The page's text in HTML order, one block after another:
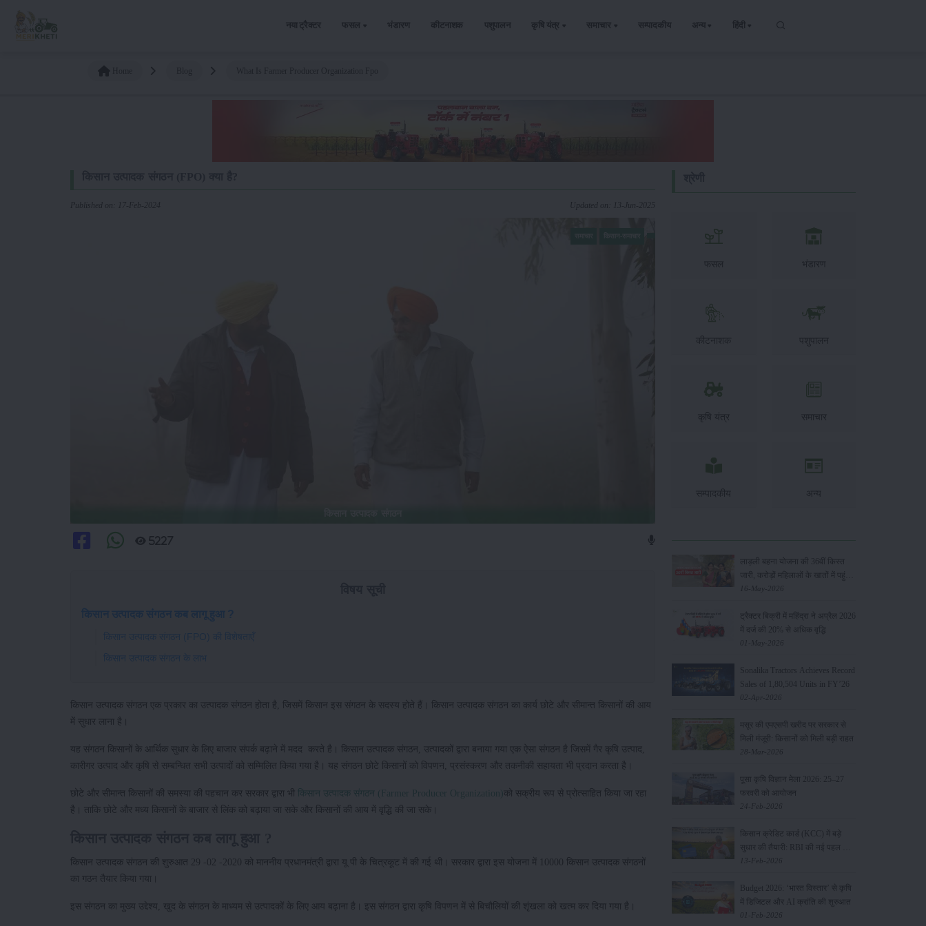
नया ट्रैक्टर फसल भंडारण कीटनाशक पशुपालन कृषि यंत्र समाचार सम्पादकीय अन्य हिंदी
Published on: 17-Feb-2024 Updated on: 13-Jun-2025
5227
किसान उत्पादक संगठन कब लागू हुआ ?
किसान उत्पादक संगठन (FPO) की विशेषताएँ
किसान उत्पादक संगठन के लाभ
किसान उत्पादक संगठन एक प्रकार का उत्पादक संगठन होता है, जिसमें किसान इस संगठन के सदस्य होते हैं। किसान उत्पादक संगठन का कार्य छोटे और सीमान्त किसानों की आय
में सुधार लाना है।
यह संगठन किसानों के आर्थिक सुधार के लिए बाजार संपर्क बढ़ाने में मदद करते है। किसान उत्पादक संगठन, उत्पादकों द्वारा बनाया गया एक ऐसा संगठन है जिसमें गैर कृषि उत्पाद,
कारीगर उत्पाद और कृषि से सम्बन्धित सभी उत्पादों को सम्मिलित किया गया है। यह संगठन छोटे किसानों को विपणन, प्रसंस्करण और तकनीकी सहायता भी प्रदान करता है।
छोटे और सीमान्त किसानों की समस्या की पहचान कर सरकार द्वारा भी किसान उत्पादक संगठन (Farmer Producer Organization) को सक्रीय रूप से प्रोत्साहित किया जा रहा
है। ताकि छोटे और मध्य किसानों के बाजार से लिंक को बढ़ाया जा सके और किसानों की आय में वृद्धि की जा सके।
किसान उत्पादक संगठन की शुरुआत 29 -02 -2020 को माननीय प्रधानमंत्री द्वारा यू पी के चित्रकूट में की गई थी। सरकार द्वारा इस योजना में 10000 किसान उत्पादक संगठनों
का गठन तैयार किया गया।
इस संगठन का मुख्य उद्देश्य, खुद के संगठन के माध्यम से उत्पादकों के लिए आय बढ़ाना है। इस संगठन द्वारा कृषि विपणन में से बिचौलियों की शृंखला को खत्म कर दिया गया है।
फसल भंडारण
कीटनाशक पशुपालन
कृषि यंत्र समाचार
सम्पादकीय अन्य
लाड़ली बहना योजना की 36वीं किस्त
जारी, करोड़ों महिलाओं के खातों में पहुंचे
1500 रुपये
16-May-2026
ट्रैक्टर बिक्री में महिंद्रा ने अप्रैल 2026
में दर्ज की 20% से अधिक वृद्धि
01-May-2026
Sonalika Tractors Achieves Record
Sales of 1,80,504 Units in FY’26
02-Apr-2026
मसूर की एमएसपी खरीद पर सरकार से
मिली मंजूरी: किसानों को मिली बड़ी राहत
28-Mar-2026
पूसा कृषि विज्ञान मेला 2026: 25–27
फरवरी को आयोजन
24-Feb-2026
किसान क्रेडिट कार्ड (KCC) में बड़े
सुधार की तैयारी: RBI की नई पहल से
किसानों को मिलेगा फायदा
13-Feb-2026
Budget 2026: ‘भारत विस्तार’ से कृषि
में डिजिटल और AI क्रांति की शुरुआत
01-Feb-2026